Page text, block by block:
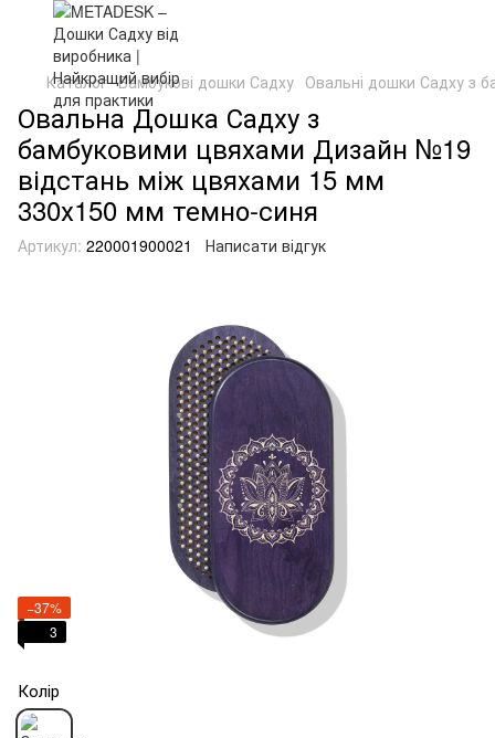
Каталог Бамбукові дошки Садху Овальні дошки Садху з
Овальна Дошка Садху з
бамбуковими цвяхами Дизайн №19
відстань між цвяхами 15 мм
330х150 мм темно-синя
Артикул: 220001900021 Написати відгук
−37%
3
Колір